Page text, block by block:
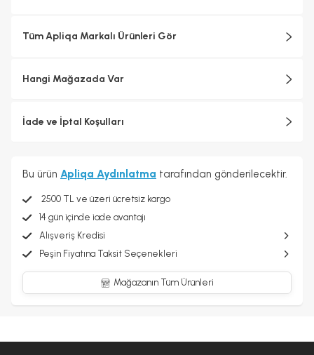
Tüm Apliqa Markalı Ürünleri Gör
Hangi Mağazada Var
İade ve İptal Koşulları
Bu ürün Apliqa Aydınlatma tarafından gönderilecektir.
2500 TL ve üzeri ücretsiz kargo
14 gün içinde iade avantajı
Alışveriş Kredisi
Peşin Fiyatına Taksit Seçenekleri
Mağazanın Tüm Ürünleri